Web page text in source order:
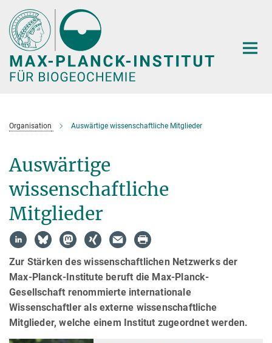
Hauptinhalt
Organisation Auswärtige wissenschaftliche Mitglieder
Auswärtige
wissenschaftliche
Mitglieder
Zur Stärken des wissenschaftlichen Netzwerks der
Max-Planck-Institute beruft die Max-Planck-
Gesellschaft renommierte internationale
Wissenschaftler als externe wissenschaftliche
Mitglieder, welche einem Institut zugeordnet werden.